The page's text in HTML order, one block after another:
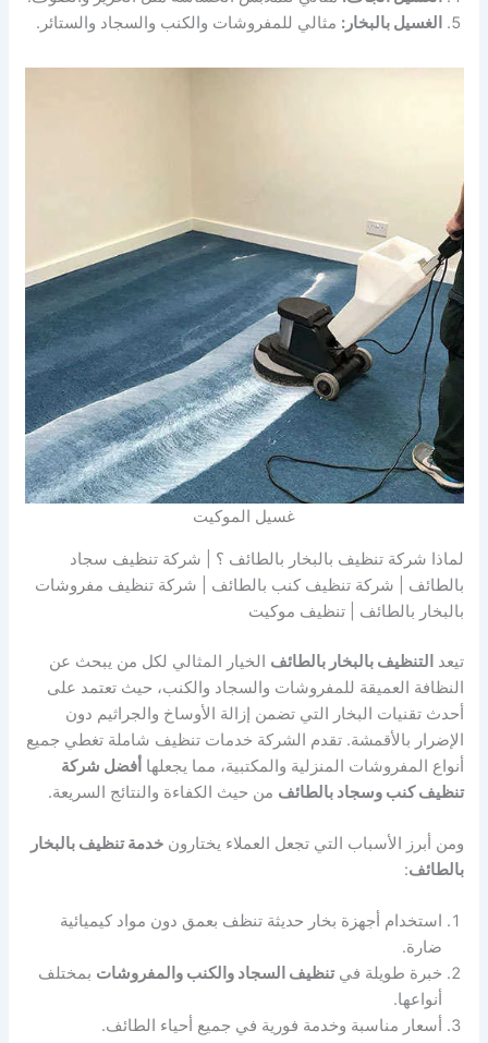
الغسيل بالبخار: مثالي للمفروشات والكنب والسجاد والستائر.
غسيل الموكيت
لماذا شركة تنظيف بالبخار بالطائف ؟ | شركة تنظيف سجاد
بالطائف | شركة تنظيف كنب بالطائف | شركة تنظيف مفروشات
بالبخار بالطائف | تنظيف موكيت
تيعد التنظيف بالبخار بالطائف الخيار المثالي لكل من يبحث عن
النظافة العميقة للمفروشات والسجاد والكنب، حيث تعتمد على
أحدث تقنيات البخار التي تضمن إزالة الأوساخ والجراثيم دون
الإضرار بالأقمشة. تقدم الشركة خدمات تنظيف شاملة تغطي جميع
أنواع المفروشات المنزلية والمكتبية، مما يجعلها أفضل شركة
تنظيف كنب وسجاد بالطائف من حيث الكفاءة والنتائج السريعة.
ومن أبرز الأسباب التي تجعل العملاء يختارونخدمة تنظيف بالبخار
بالطائف:
استخدام أجهزة بخار حديثة تنظف بعمق دون مواد كيميائية
ضارة.
خبرة طويلة فيتنظيف السجاد والكنب والمفروشات بمختلف
أنواعها.
أسعار مناسبة وخدمة فورية في جميع أحياء الطائف.